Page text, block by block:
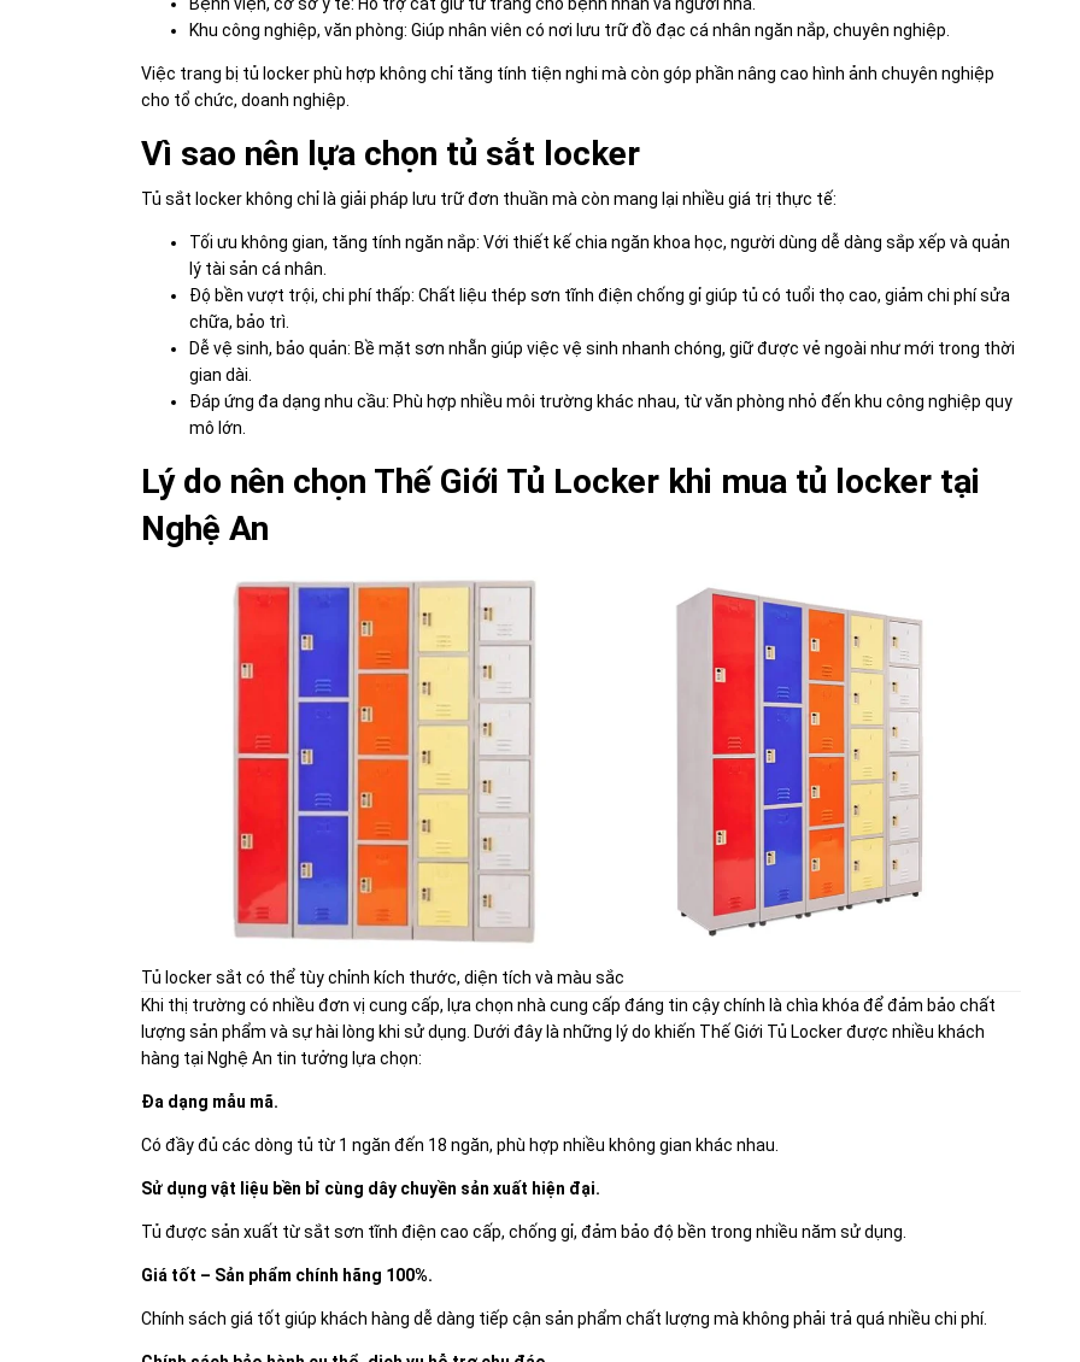
Khu công nghiệp, văn phòng: Giúp nhân viên có nơi lưu trữ đồ đạc cá nhân ngăn nắp, chuyên nghiệp.
Việc trang bị tủ locker phù hợp không chỉ tăng tính tiện nghi mà còn góp phần nâng cao hình ảnh chuyên nghiệp
cho tổ chức, doanh nghiệp.
Vì sao nên lựa chọn tủ sắt locker
Tủ sắt locker không chỉ là giải pháp lưu trữ đơn thuần mà còn mang lại nhiều giá trị thực tế:
Tối ưu không gian, tăng tính ngăn nắp: Với thiết kế chia ngăn khoa học, người dùng dễ dàng sắp xếp và quản
lý tài sản cá nhân.
Độ bền vượt trội, chi phí thấp: Chất liệu thép sơn tĩnh điện chống gỉ giúp tủ có tuổi thọ cao, giảm chi phí sửa
chữa, bảo trì.
Dễ vệ sinh, bảo quản: Bề mặt sơn nhẵn giúp việc vệ sinh nhanh chóng, giữ được vẻ ngoài như mới trong thời
gian dài.
Đáp ứng đa dạng nhu cầu: Phù hợp nhiều môi trường khác nhau, từ văn phòng nhỏ đến khu công nghiệp quy
mô lớn.
Lý do nên chọn Thế Giới Tủ Locker khi mua tủ locker tại
Nghệ An
Tủ locker sắt có thể tùy chỉnh kích thước, diện tích và màu sắc
Khi thị trường có nhiều đơn vị cung cấp, lựa chọn nhà cung cấp đáng tin cậy chính là chìa khóa để đảm bảo chất
lượng sản phẩm và sự hài lòng khi sử dụng. Dưới đây là những lý do khiến Thế Giới Tủ Locker được nhiều khách
hàng tại Nghệ An tin tưởng lựa chọn:
Đa dạng mẫu mã.
Có đầy đủ các dòng tủ từ 1 ngăn đến 18 ngăn, phù hợp nhiều không gian khác nhau.
Sử dụng vật liệu bền bỉ cùng dây chuyền sản xuất hiện đại.
Tủ được sản xuất từ sắt sơn tĩnh điện cao cấp, chống gỉ, đảm bảo độ bền trong nhiều năm sử dụng.
Giá tốt – Sản phẩm chính hãng 100%.
Chính sách giá tốt giúp khách hàng dễ dàng tiếp cận sản phẩm chất lượng mà không phải trả quá nhiều chi phí.